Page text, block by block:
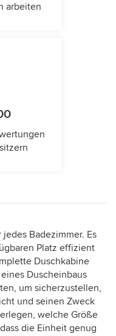
arbeiten
Badezimmer. Es
Platz effizient
Duschkabine
Duscheinbaus
um sicherzustellen,
und seinen Zweck
welche Größe
die Einheit genug